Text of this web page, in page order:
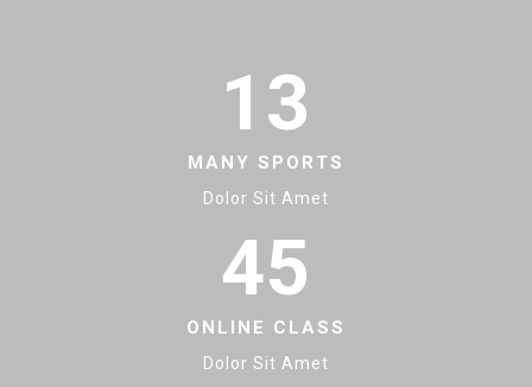
13
MANY SPORTS
Dolor Sit Amet
45
ONLINE CLASS
Dolor Sit Amet